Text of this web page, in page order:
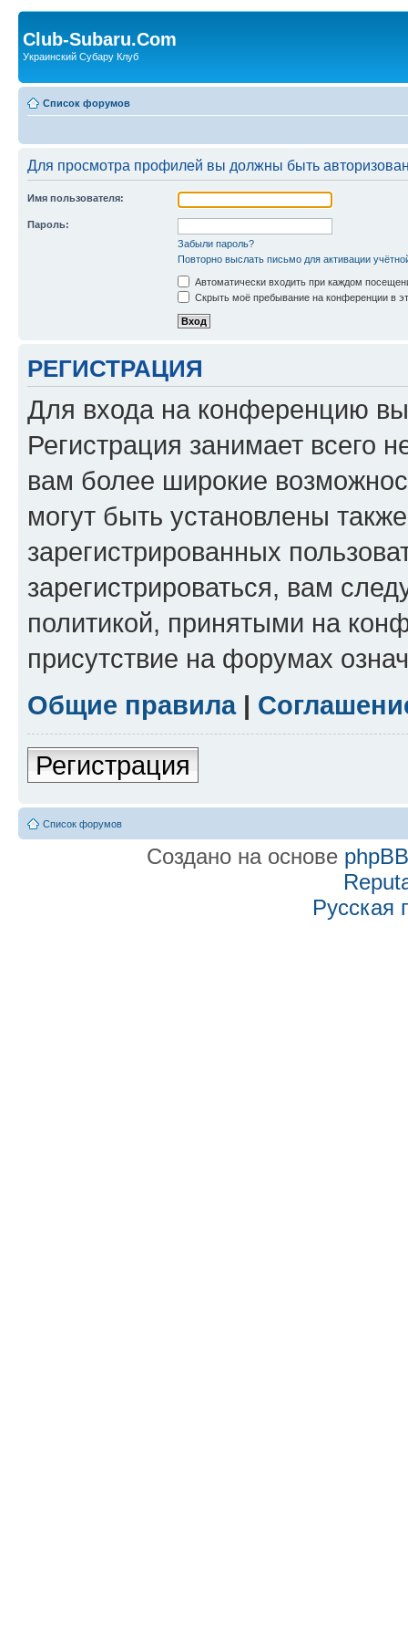
Club-Subaru.Com
Украинский Субару Клуб
Список форумов
Для просмотра профилей вы должны быть
Имя пользователя:
Пароль:
Забыли пароль?
Повторно выслать письмо для активации
Автоматически входить при каждом
Скрыть моё пребывание на конференции в
РЕГИСТРАЦИЯ
Для входа на конференцию
Регистрация занимает всего
вам более широкие
могут быть установлены
зарегистрированных
зарегистрироваться, вам
политикой, принятыми на
присутствие на форумах
Общие правила|
Регистрация
Список форумов
Создано на основе phpBB
Русская